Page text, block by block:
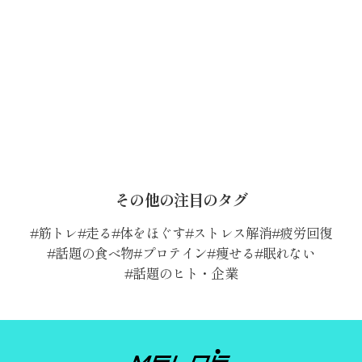
その他の注目のタグ
筋トレ 走る 体をほぐす ストレス解消 疲労回復
話題の食べ物 プロテイン 痩せる 眠れない
話題のヒト・企業